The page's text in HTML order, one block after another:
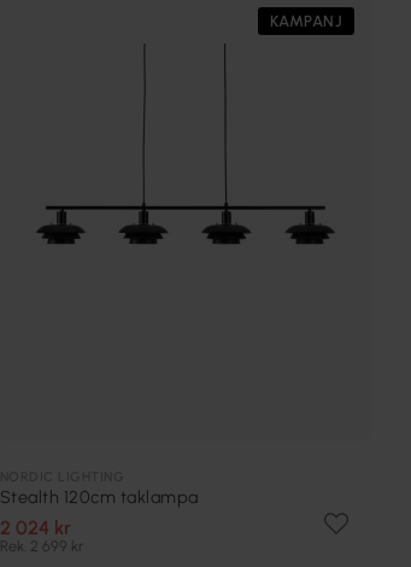
KAMPANJ
Stealth 120cm taklampa
2 024 kr
Rek. 2 699 kr